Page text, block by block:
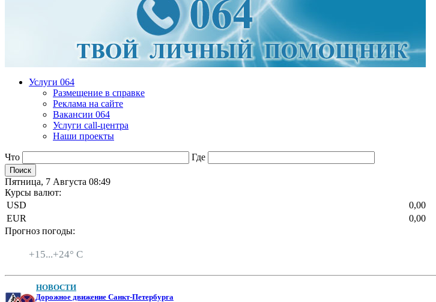
Услуги 064
Размещение в справке
Реклама на сайте
Вакансии 064
Услуги call-центра
Наши проекты
Что Где
Пятница, 7 Августа 08:49
Курсы валют:
USD
0,00
EUR
0,00
Прогноз погоды:
+15...+24° C
НОВОСТИ
Дорожное движение Санкт-Петербурга